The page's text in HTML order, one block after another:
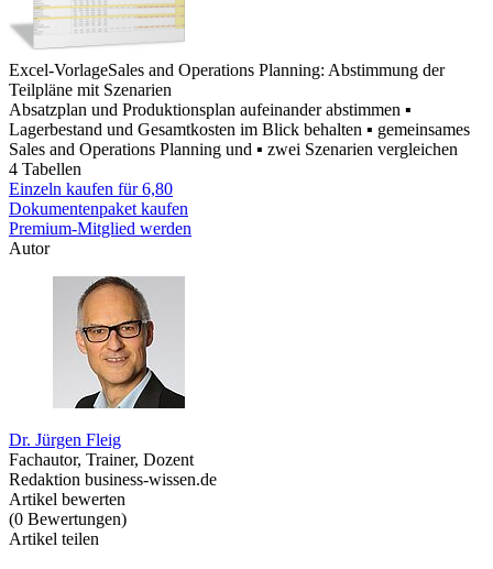
Excel-VorlageSales and Operations Planning: Abstimmung der
Teilpläne mit Szenarien
Absatzplan und Produktionsplan aufeinander abstimmen ▪
Lagerbestand und Gesamtkosten im Blick behalten ▪ gemeinsames
Sales and Operations Planning und ▪ zwei Szenarien vergleichen
4 Tabellen
Einzeln kaufen für6,80
Dokumentenpaket kaufen
Premium-Mitglied werden
Autor
Dr. Jürgen Fleig
Fachautor, Trainer, Dozent
Redaktion business-wissen.de
Artikel bewerten
(0 Bewertungen)
Artikel teilen